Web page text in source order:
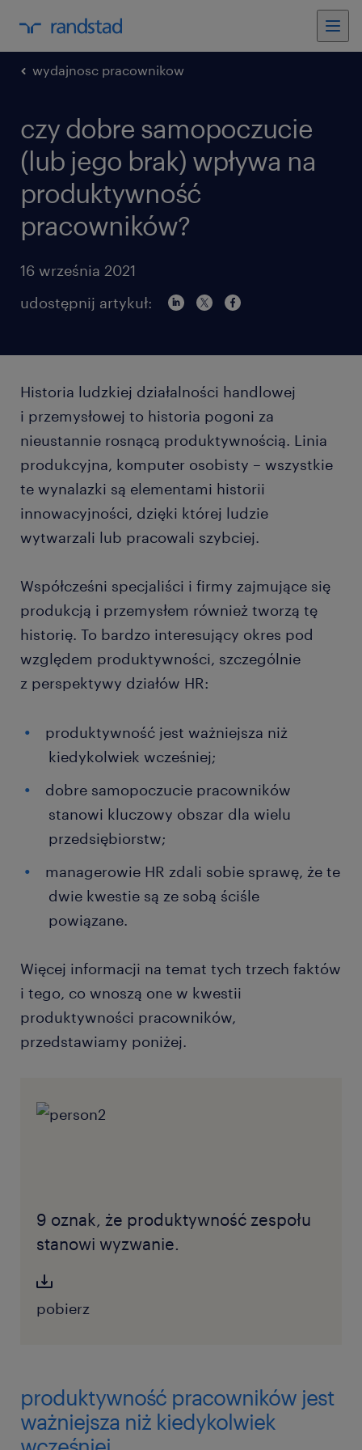
wydajnosc pracownikow
czy dobre samopoczucie
(lub jego brak) wpływa na
produktywność
pracowników?
16 września 2021
udostępnij artykuł:
Historia ludzkiej działalności handlowej
i przemysłowej to historia pogoni za
nieustannie rosnącą produktywnością. Linia
produkcyjna, komputer osobisty – wszystkie
te wynalazki są elementami historii
innowacyjności, dzięki której ludzie
wytwarzali lub pracowali szybciej.
Współcześni specjaliści i firmy zajmujące się
produkcją i przemysłem również tworzą tę
historię. To bardzo interesujący okres pod
względem produktywności, szczególnie
z perspektywy działów HR:
produktywność jest ważniejsza niż
kiedykolwiek wcześniej;
dobre samopoczucie pracowników
stanowi kluczowy obszar dla wielu
przedsiębiorstw;
managerowie HR zdali sobie sprawę, że te
dwie kwestie są ze sobą ściśle
powiązane.
Więcej informacji na temat tych trzech faktów
i tego, co wnoszą one w kwestii
produktywności pracowników,
przedstawiamy poniżej.
9 oznak, że produktywność zespołu
stanowi wyzwanie.
pobierz
produktywność pracowników jest
ważniejsza niż kiedykolwiek